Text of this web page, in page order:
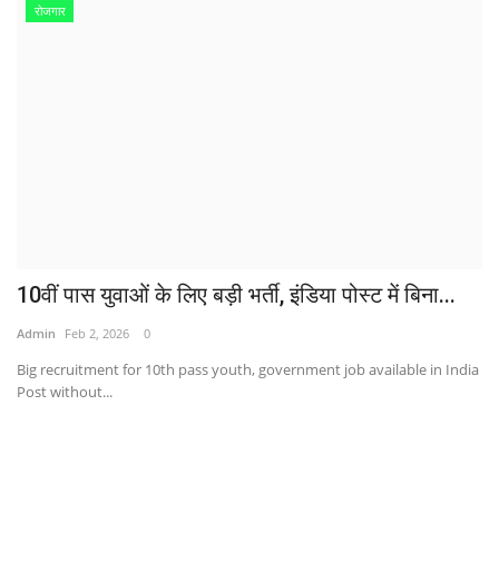
रोजगार
10वीं पास युवाओं के लिए बड़ी भर्ती, इंडिया पोस्ट में बिना...
Admin Feb 2, 2026 0
Big recruitment for 10th pass youth, government job available in India
Post without...